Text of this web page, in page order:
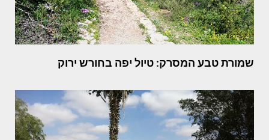
שמורת טבע המסרק: טיול יפה בחורש ירוק